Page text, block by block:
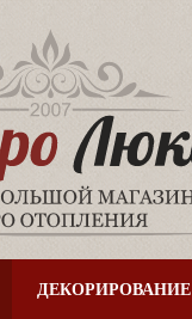
ДЕКОРИРОВАНИЕ